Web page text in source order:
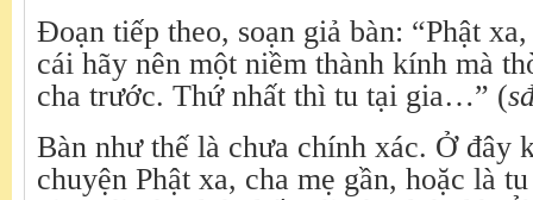
Đoạn tiếp theo, soạn giả bàn: “Phật
cái hãy nên một niềm thành kính mà
cha trước. Thứ nhất thì tu tại gia…” (
Bàn như thế là chưa chính xác. Ở đây
chuyện Phật xa, cha mẹ gần, hoặc là